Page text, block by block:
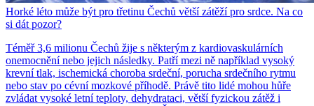
Horké léto může být pro třetinu Čechů větší zátěží pro srdce. Na co
si dát pozor?
Téměř 3,6 milionu Čechů žije s některým z kardiovaskulárních
onemocnění nebo jejich následky. Patří mezi ně například vysoký
krevní tlak, ischemická choroba srdeční, porucha srdečního rytmu
nebo stav po cévní mozkové příhodě. Právě tito lidé mohou hůře
zvládat vysoké letní teploty, dehydrataci, větší fyzickou zátěž i